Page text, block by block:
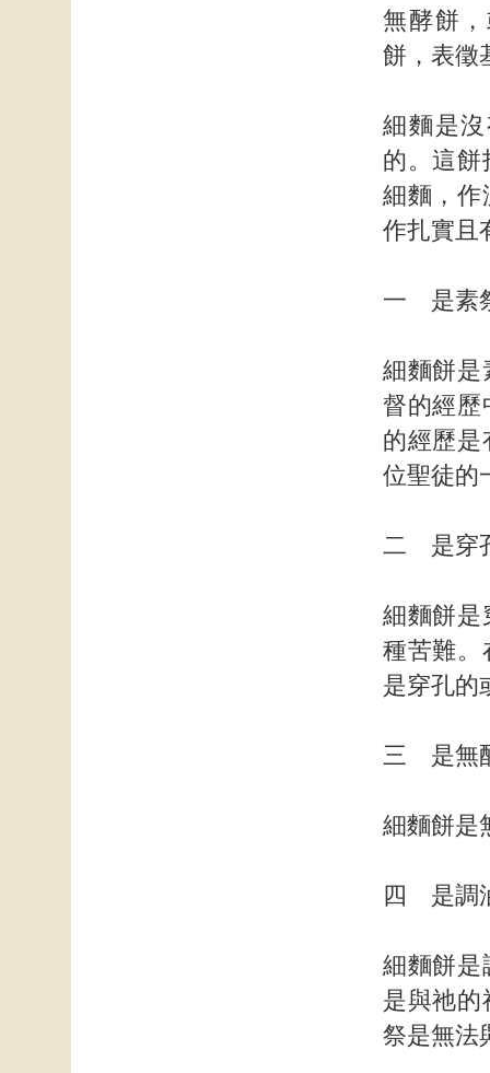
無酵餅
餅，表徵
細麵是
的。這餅
細麵，作
作扎實且
一 是素
細麵餅是
督的經歷
的經歷是
位聖徒的
二 是穿
細麵餅是
種苦難。
是穿孔的
三 是無
細麵餅是
四 是調
細麵餅是
是與祂的
祭是無法